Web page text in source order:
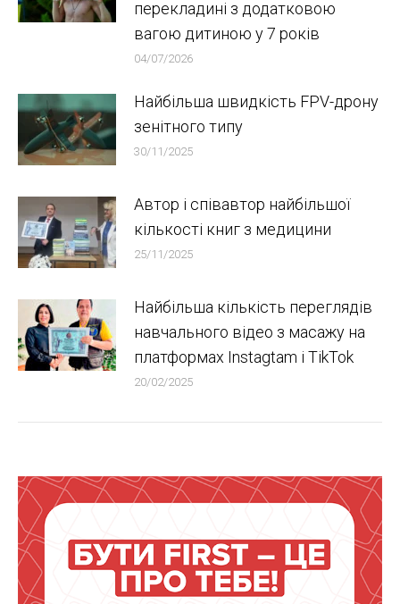
перекладині з додатковою
вагою дитиною у 7 років
04/07/2026
Найбільша швидкість FPV-дрону
зенітного типу
30/11/2025
Автор і співавтор найбільшої
кількості книг з медицини
25/11/2025
Найбільша кількість переглядів
навчального відео з масажу на
платформах Instagtam i TikTok
20/02/2025